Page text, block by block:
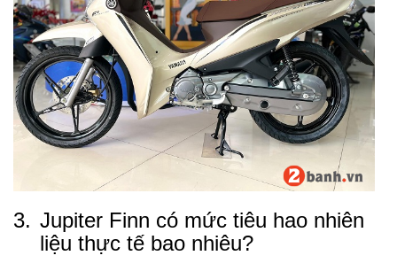
3. Jupiter Finn có mức tiêu hao nhiên
liệu thực tế bao nhiêu?